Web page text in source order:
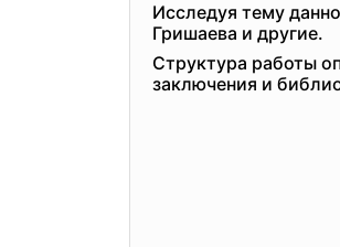
Исследуя тему
Гришаева и другие.
Структура работы
заключения и